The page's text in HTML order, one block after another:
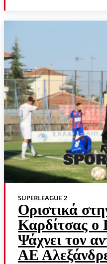
SUPERLEAGUE 2
Οριστικά
Καρδίτσας ο
Ψάχνει τον
ΑΕ